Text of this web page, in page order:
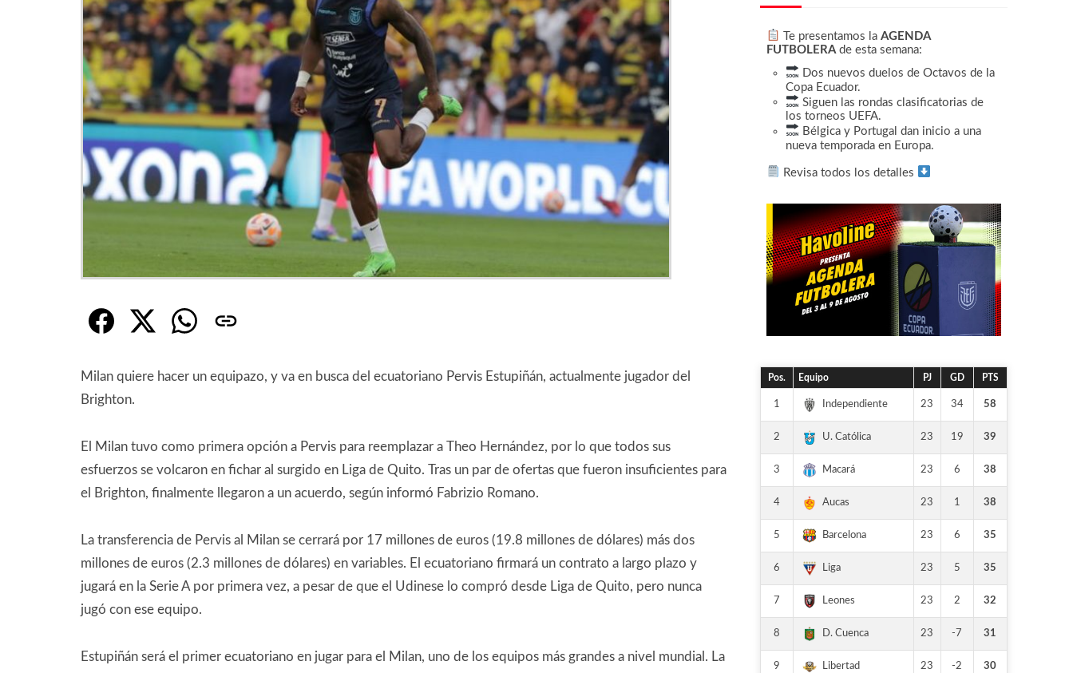
Milan quiere hacer un equipazo, y va en busca del ecuatoriano Pervis Estupiñán, actualmente jugador del
Brighton.
El Milan tuvo como primera opción a Pervis para reemplazar a Theo Hernández, por lo que todos sus
esfuerzos se volcaron en fichar al surgido en Liga de Quito. Tras un par de ofertas que fueron insuficientes para
el Brighton, finalmente llegaron a un acuerdo, según informó Fabrizio Romano.
La transferencia de Pervis al Milan se cerrará por 17 millones de euros (19.8 millones de dólares) más dos
millones de euros (2.3 millones de dólares) en variables. El ecuatoriano firmará un contrato a largo plazo y
jugará en la Serie A por primera vez, a pesar de que el Udinese lo compró desde Liga de Quito, pero nunca
jugó con ese equipo.
Estupiñán será el primer ecuatoriano en jugar para el Milan, uno de los equipos más grandes a nivel mundial. La
Te presentamos la AGENDA
FUTBOLERAde esta semana:
Dos nuevos duelos de Octavos de la
Copa Ecuador.
Siguen las rondas clasificatorias de
los torneos UEFA.
Bélgica y Portugal dan inicio a una
nueva temporada en Europa.
Revisa todos los detalles
Pos. Equipo PJ GD PTS
1 Independiente 23 34 58
2 U. Católica 23 19 39
3 Macará 23 6 38
4 Aucas 23 1 38
5 Barcelona 23 6 35
6 Liga 23 5 35
7 Leones 23 2 32
8 D. Cuenca 23 -7 31
9 Libertad 23 -2 30